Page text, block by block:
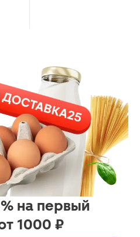
на первый
1000 ₽